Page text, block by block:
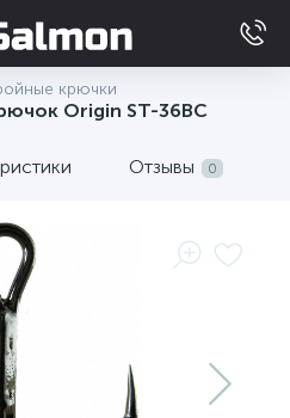
крючки
Origin ST-36BC
Отзывы 0